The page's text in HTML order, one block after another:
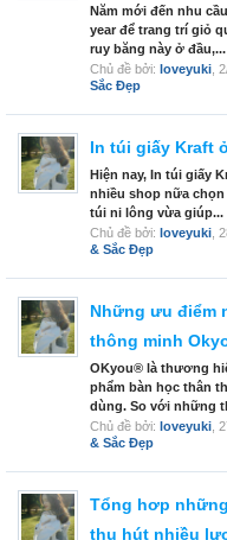
Năm mới đến nhu
year để trang trí giỏ
ruy băng này ở đầu,...
Chủ đề bởi: loveyuki
Sắc Đẹp
In túi giấy Kraft
Hiện nay, In túi giấy
nhiều shop nữa
túi ni lông vừa giúp...
Chủ đề bởi: loveyuki
& Sắc Đẹp
Những ưu điểm
thông minh
OKyou® là thương
phẩm bàn học thân
dùng. So với những
Chủ đề bởi: loveyuki
& Sắc Đẹp
Tổng hơp
thu hút nhiều